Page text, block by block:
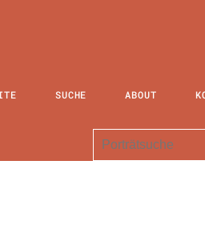
SUCHE ABOUT